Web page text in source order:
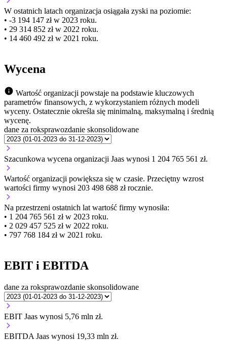
W ostatnich latach organizacja osiągała zyski na poziomie:
• -3 194 147 zł w 2023 roku.
• 29 314 852 zł w 2022 roku.
• 14 460 492 zł w 2021 roku.
Wycena
Wartość organizacji powstaje na podstawie kluczowych
parametrów finansowych, z wykorzystaniem różnych modeli
wyceny. Ostatecznie określa się minimalną, maksymalną i średnią
wycenę.
dane za roksprawozdanie skonsolidowane
Szacunkowa wycena organizacji Jaas wynosi 1 204 765 561 zł.
Wartość organizacji powiększa się w czasie. Przeciętny wzrost
wartości firmy wynosi 203 498 688 zł rocznie.
Na przestrzeni ostatnich lat wartość firmy wynosiła:
• 1 204 765 561 zł w 2023 roku.
• 2 029 457 525 zł w 2022 roku.
• 797 768 184 zł w 2021 roku.
EBIT i EBITDA
dane za roksprawozdanie skonsolidowane
EBIT Jaas wynosi 5,76 mln zł.
EBITDA Jaas wynosi 19,33 mln zł.